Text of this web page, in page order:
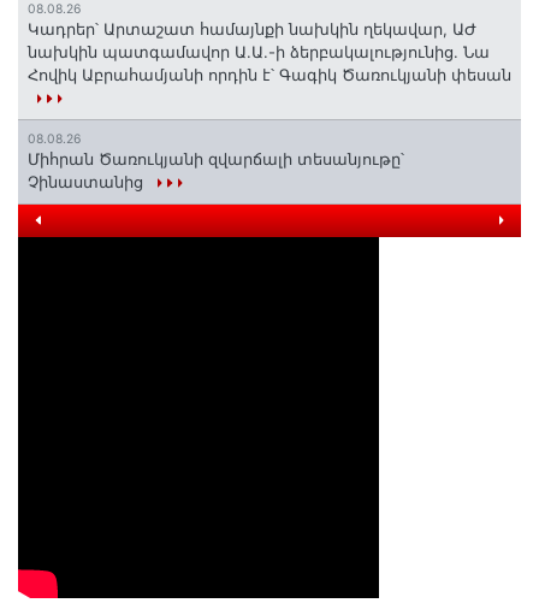
08.08.26
Կադրեր՝ Արտաշատ համայնքի նախկին ղեկավար, ԱԺ
նախկին պատգամավոր Ա.Ա.-ի ձերբակալությունից. Նա
Հովիկ Աբրահամյանի որդին է՝ Գագիկ Ծառուկյանի փեսան
08.08.26
Միհրան Ծառուկյանի զվարճալի տեսանյութը՝
Չինաստանից